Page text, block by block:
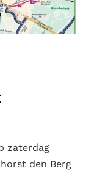
zaterdag
den Berg